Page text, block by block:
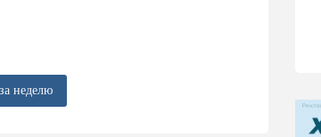
неделю